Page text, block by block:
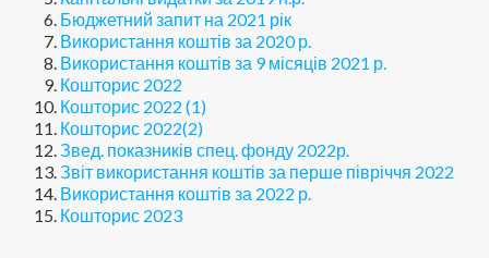
Бюджетний запит на 2021 рік
Використання коштів за 2020 р.
Використання коштів за 9 місяців 2021 р.
Кошторис 2022
Кошторис 2022 (1)
Кошторис 2022(2)
Звед. показників спец. фонду 2022р.
Звіт використання коштів за перше півріччя 2022
Використання коштів за 2022 р.
Кошторис 2023